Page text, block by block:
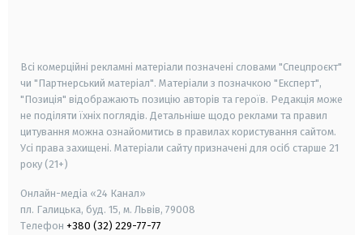
Всі комерційні рекламні матеріали позначені словами "Спецпроєкт"
чи "Партнерський матеріал". Матеріали з позначкою "Експерт",
"Позиція" відображають позицію авторів та героїв. Редакція може
не поділяти їхніх поглядів. Детальніше щодо реклами та правил
цитування можна ознайомитись в правилах користування сайтом.
Усі права захищені. Матеріали сайту призначені для осіб старше 21
року (21+)
Онлайн-медіа «24 Канал»
пл. Галицька, буд. 15, м. Львів, 79008
Телефон +380 (32) 229-77-77